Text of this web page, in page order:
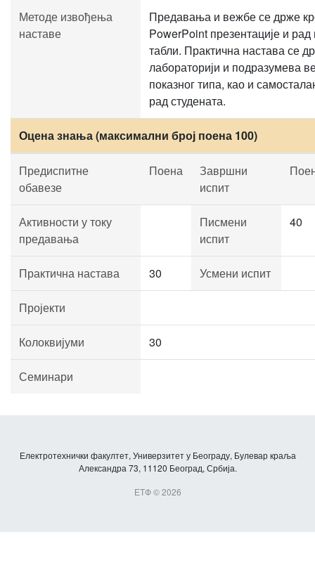
Методе извођења
наставе
Предавања и вежбе се држе
PowerPoint презентације и рад
табли. Практична настава се
лабораторији и подразумева
показног типа, као и
рад студената.
Оцена знања (максимални број поена 100)
Предиспитне
обавезе
Поена
Завршни
испит
Активности у току
предавања
Писмени
испит
40
Практична настава 30 Усмени испит
Пројекти
Колоквијуми 30
Семинари
Електротехнички факултет, Универзитет у Београду, Булевар краља
Александра 73, 11120 Београд, Србија.
ЕТФ © 2026